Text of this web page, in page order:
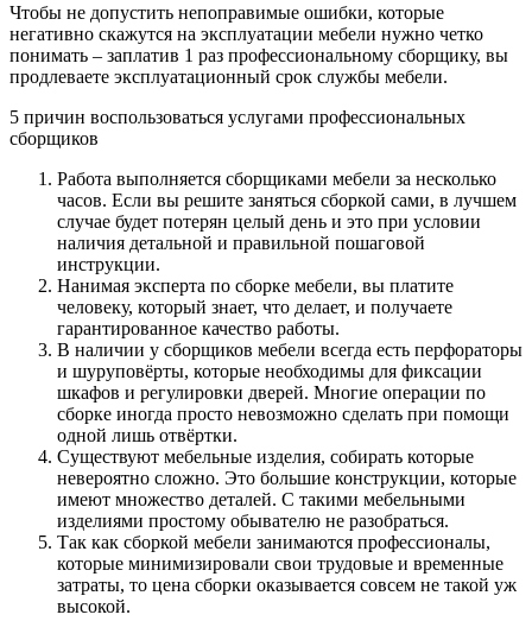
Чтобы не допустить непоправимые ошибки, которые
негативно скажутся на эксплуатации мебели нужно четко
понимать – заплатив 1 раз профессиональному сборщику, вы
продлеваете эксплуатационный срок службы мебели.
5 причин воспользоваться услугами профессиональных
сборщиков
Работа выполняется сборщиками мебели за несколько
часов. Если вы решите заняться сборкой сами, в лучшем
случае будет потерян целый день и это при условии
наличия детальной и правильной пошаговой
инструкции.
Нанимая эксперта по сборке мебели, вы платите
человеку, который знает, что делает, и получаете
гарантированное качество работы.
В наличии у сборщиков мебели всегда есть перфораторы
и шуруповёрты, которые необходимы для фиксации
шкафов и регулировки дверей. Многие операции по
сборке иногда просто невозможно сделать при помощи
одной лишь отвёртки.
Существуют мебельные изделия, собирать которые
невероятно сложно. Это большие конструкции, которые
имеют множество деталей. С такими мебельными
изделиями простому обывателю не разобраться.
Так как сборкой мебели занимаются профессионалы,
которые минимизировали свои трудовые и временные
затраты, то цена сборки оказывается совсем не такой уж
высокой.